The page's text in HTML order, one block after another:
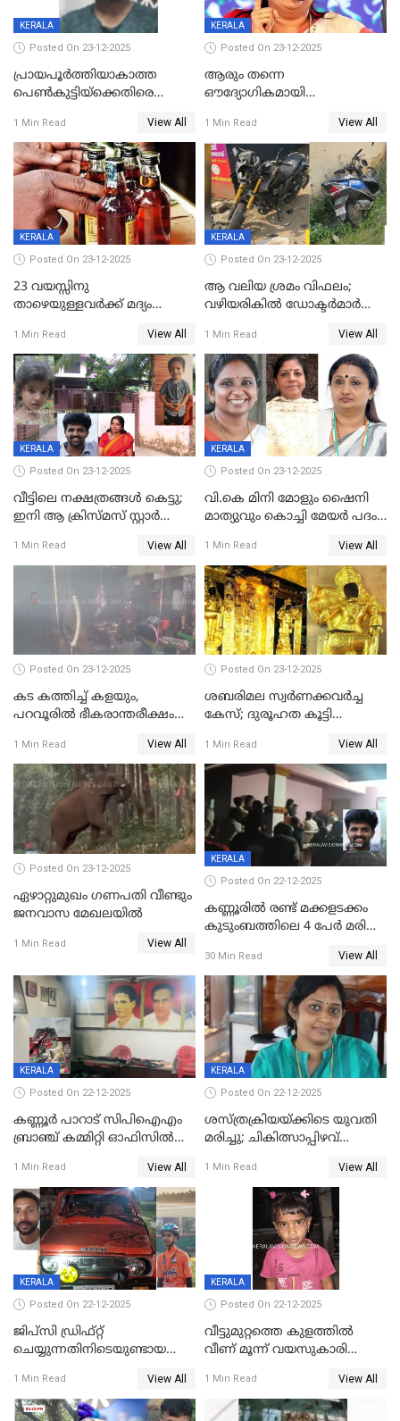
KERALA
Posted On 23-12-2025
പ്രായപൂർത്തിയാകാത്ത
പെൺകുട്ടിയ്ക്കെതിരെ
59 വർഷം തടവും 90,൦൦൦ രൂപ
പിഴയും ശിക്ഷ
1 Min Read View All
KERALA
Posted On 23-12-2025
ആരും തന്നെ
ഔദ്യോഗികമായി
കണ്ടെത്താൻ ഇന്ന് കോർ
കമ്മിറ്റി കൂടിയില്ല';
അതൃപ്തിയുമായി ദീപ്തി മേരി
വർഗീസ്
1 Min Read View All
KERALA
Posted On 23-12-2025
23 വയസ്സിനു
താഴെയുള്ളവർക്ക് മദ്യം
നടപടി;സ്ഥാപനങ്ങൾക്കെതിരെ
രണ്ട് കേസുകൾ
1 Min Read View All
KERALA
Posted On 23-12-2025
ആ വലിയ ശ്രമം വിഫലം;
വഴിയരികില്‍ ‌ഡോക്ടര്‍മാര്‍
മരണത്തിന് കീഴടങ്ങി
1 Min Read View All
KERALA
Posted On 23-12-2025
വീട്ടിലെ നക്ഷത്രങ്ങൾ കെട്ടു;
ഇനി ആ ക്രിസ്മസ് സ്റ്റാർ
വേണ്ടിയുള്ള
പിടിവലിക്കിടയിൽ
അപ്പൂപ്പനെതിരെ പോക്സോ
കേസ് ഒടുവിൽ 4 ജീവനുകൾ
പൊലിഞ്ഞു
1 Min Read View All
KERALA
Posted On 23-12-2025
വി.കെ മിനി മോളും ഷൈനി
മാത്യുവും കൊച്ചി മേയർ പദം
മേയറാകില്ല
1 Min Read View All
Posted On 23-12-2025
കട കത്തിച്ച് കളയും,
പറവൂരില്‍ ഭീകരാന്തരീക്ഷം
1 Min Read View All
Posted On 23-12-2025
ശബരിമല സ്വര്‍ണക്കവര്‍ച്ച
കേസ്; ദുരൂഹത കൂട്ടി
1 Min Read View All
Posted On 23-12-2025
ഏഴാറ്റുമുഖം ഗണപതി വീണ്ടും
ജനവാസ മേഖലയിൽ
1 Min Read View All
KERALA
Posted On 22-12-2025
കണ്ണൂരിൽ രണ്ട് മക്കളടക്കം
കുടുംബത്തിലെ 4 പേർ മരിച്ച
30 Min Read View All
KERALA
Posted On 22-12-2025
കണ്ണൂർ പാറാട് സിപിഐഎം
ബ്രാഞ്ച് കമ്മിറ്റി ഓഫിസിൽ
ചിത്രങ്ങളടക്കം കത്തിയ
നിലയിൽ
1 Min Read View All
KERALA
Posted On 22-12-2025
ശസ്ത്രക്രിയയ്‌ക്കിടെ യുവതി
മരിച്ചു; ചികിത്സാപ്പിഴവ്
സംഭവം മാവേലിക്കരയിൽ
1 Min Read View All
KERALA
Posted On 22-12-2025
ജിപ്സി ഡ്രിഫ്റ്റ്
ചെയ്യുന്നതിനിടെയുണ്ടായ
ദാരുണാന്ത്യം; ജീപ്സി
ഓടിച്ചയാൾ അറസ്റ്റിൽ.
1 Min Read View All
KERALA
Posted On 22-12-2025
വീട്ടുമുറ്റത്തെ കുളത്തിൽ
വീണ് മൂന്ന് വയസുകാരി
1 Min Read View All